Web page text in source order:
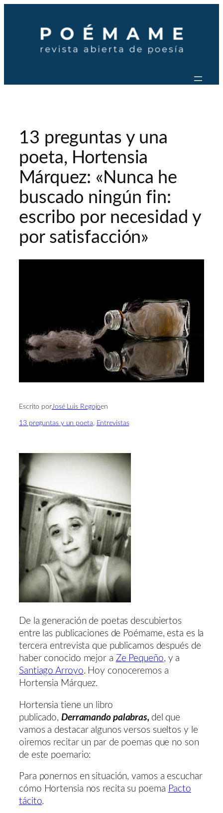
contenido
13 preguntas y una
poeta, Hortensia
Márquez: «Nunca he
buscado ningún fin:
escribo por necesidad y
por satisfacción»
Escrito porJosé Luis Regojoen
13 preguntas y un poeta, Entrevistas
De la generación de poetas descubiertos
entre las publicaciones de Poémame, esta es la
tercera entrevista que publicamos después de
haber conocido mejor a Ze Pequeño, y a
Santiago Arroyo. Hoy conoceremos a
Hortensia Márquez.
Hortensia tiene un libro
publicado, Derramando palabras, del que
vamos a destacar algunos versos sueltos y le
oiremos recitar un par de poemas que no son
de este poemario:
Para ponernos en situación, vamos a escuchar
cómo Hortensia nos recita su poema Pacto
tácito.